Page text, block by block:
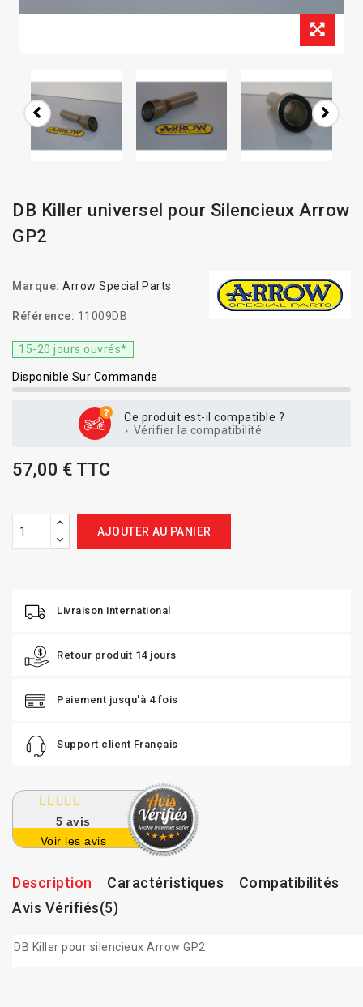
DB Killer universel pour Silencieux Arrow
GP2
Marque: Arrow Special Parts
Référence: 11009DB
15-20 jours ouvrés*
Disponible Sur Commande
Ce produit est-il compatible ?
Vérifier la compatibilité
57,00 € TTC
AJOUTER AU PANIER
Livraison international
Retour produit 14 jours
Paiement jusqu'à 4 fois
Support client Français
5 avis
Voir les avis
Description Caractéristiques
Compatibilités
Avis Vérifiés(5)
DB Killer pour silencieux Arrow GP2